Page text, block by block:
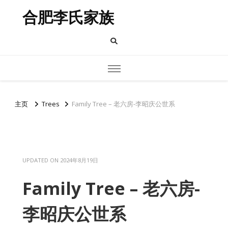
合肥李氏家族
主页 Trees Family Tree – 老六房-李昭庆公世系
UPDATED ON 2024年8月19日
Family Tree – 老六房-
李昭庆公世系